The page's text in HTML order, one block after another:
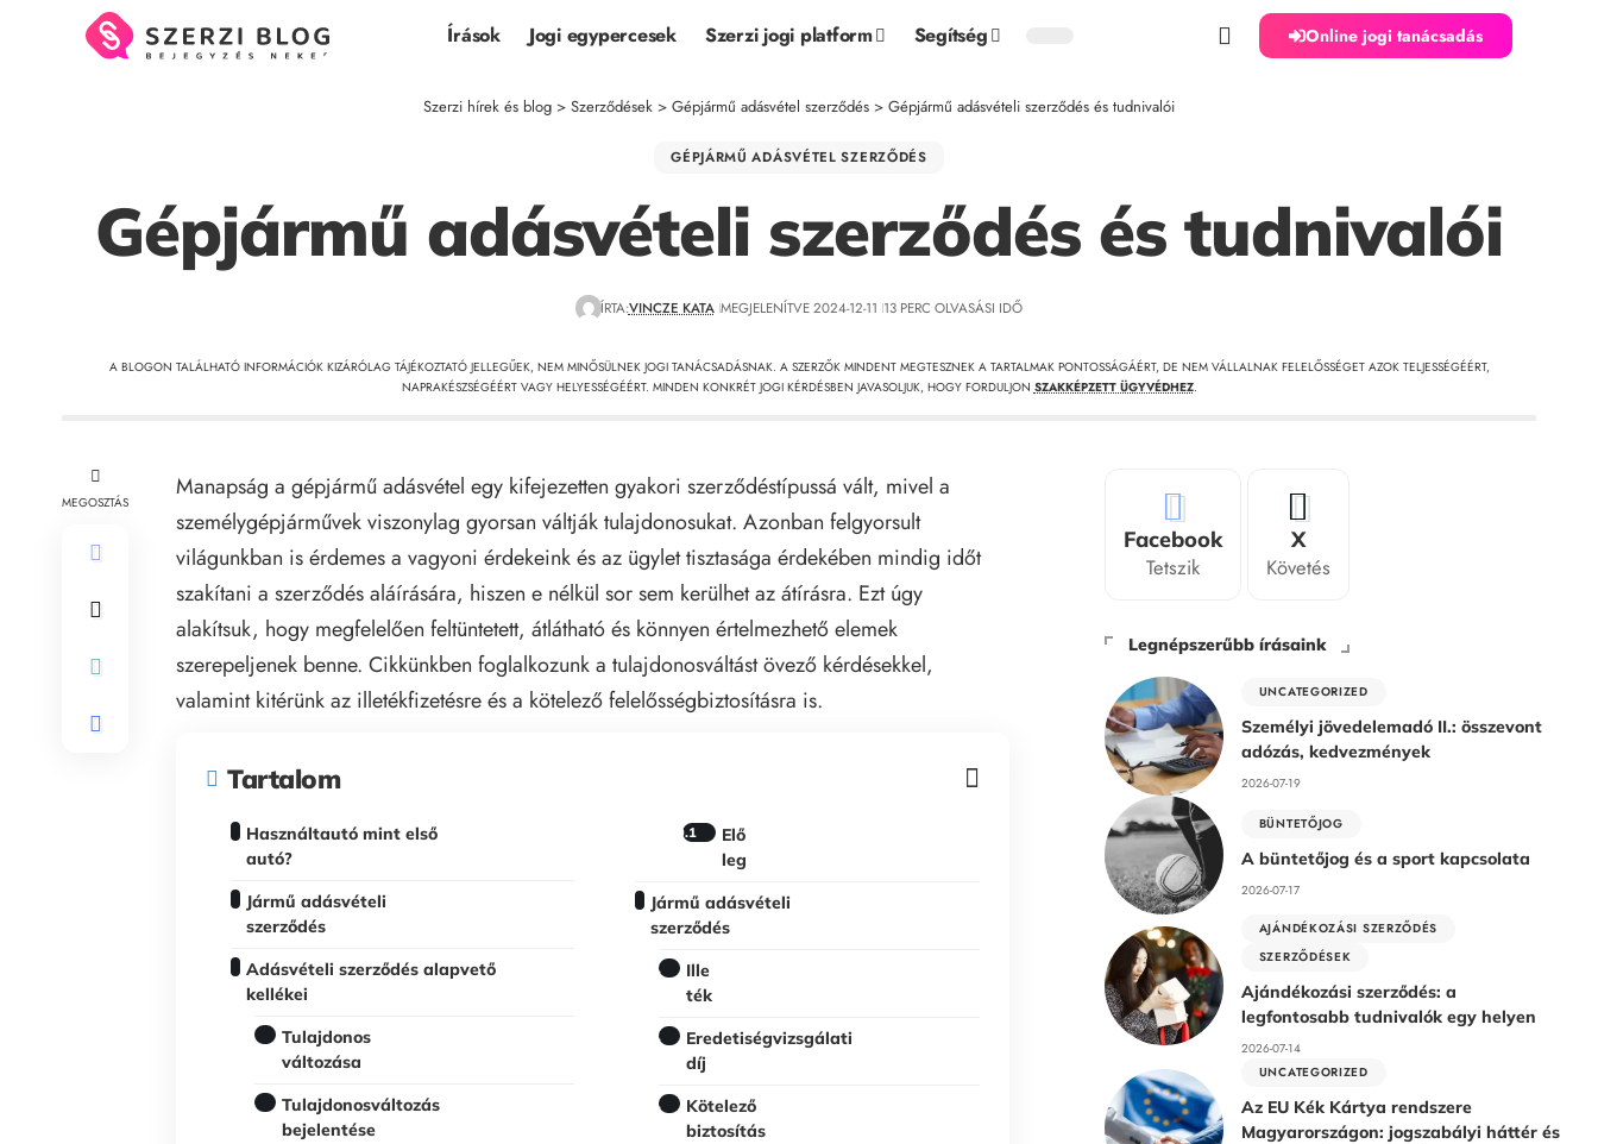
Írások Jogi egypercesek Szerzi jogi platform Segítség Online jogi tanácsadás
Szerzi hírek és blog > Szerződések > Gépjármű adásvétel szerződés > Gépjármű adásvételi szerződés és tudnivalói
GÉPJÁRMŰ ADÁSVÉTEL SZERZŐDÉS
Gépjármű adásvételi szerződés és tudnivalói
ÍRTA:VINCZE KATA MEGJELENÍTVE 2024-12-11 13 PERC OLVASÁSI IDŐ
A BLOGON TALÁLHATÓ INFORMÁCIÓK KIZÁRÓLAG TÁJÉKOZTATÓ JELLEGŰEK, NEM MINŐSÜLNEK JOGI TANÁCSADÁSNAK. A SZERZŐK MINDENT MEGTESZNEK A TARTALMAK PONTOSSÁGÁÉRT, DE NEM VÁLLALNAK FELELŐSSÉGET AZOK TELJESSÉGÉÉRT,
NAPRAKÉSZSÉGÉÉRT VAGY HELYESSÉGÉÉRT. MINDEN KONKRÉT JOGI KÉRDÉSBEN JAVASOLJUK, HOGY FORDULJON SZAKKÉPZETT ÜGYVÉDHEZ.
MEGOSZTÁS
Manapság a gépjármű adásvétel egy kifejezetten gyakori szerződéstípussá vált, mivel a
személygépjárművek viszonylag gyorsan váltják tulajdonosukat. Azonban felgyorsult
világunkban is érdemes a vagyoni érdekeink és az ügylet tisztasága érdekében mindig időt
szakítani a szerződés aláírására, hiszen e nélkül sor sem kerülhet az átírásra. Ezt úgy
alakítsuk, hogy megfelelően feltüntetett, átlátható és könnyen értelmezhető elemek
szerepeljenek benne. Cikkünkben foglalkozunk a tulajdonosváltást övező kérdésekkel,
valamint kitérünk az illetékfizetésre és a kötelező felelősségbiztosításra is.
Tartalom
Használtautó mint első
autó?
Jármű adásvételi
szerződés
Adásvételi szerződés alapvető
kellékei
Tulajdonos
változása
Tulajdonosváltozás
bejelentése
Elő
leg
Jármű adásvételi
szerződés
Ille
ték
Eredetiségvizsgálati
díj
Kötelező
biztosítás
Facebook
Tetszik
X
Követés
Legnépszerűbb írásaink
UNCATEGORIZED
Személyi jövedelemadó II.: összevont
adózás, kedvezmények
2026-07-19
BÜNTETŐJOG
A büntetőjog és a sport kapcsolata
2026-07-17
AJÁNDÉKOZÁSI SZERZŐDÉS
SZERZŐDÉSEK
Ajándékozási szerződés: a
legfontosabb tudnivalók egy helyen
2026-07-14
UNCATEGORIZED
Az EU Kék Kártya rendszere
Magyarországon: jogszabályi háttér és